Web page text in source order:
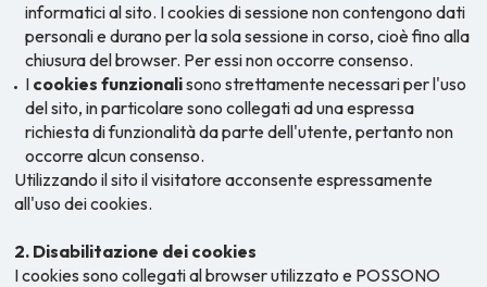
informatici al sito. I cookies di sessione non contengono dati
personali e durano per la sola sessione in corso, cioè fino alla
chiusura del browser. Per essi non occorre consenso.
I cookies funzionalisono strettamente necessari per l'uso
del sito, in particolare sono collegati ad una espressa
richiesta di funzionalità da parte dell'utente, pertanto non
occorre alcun consenso.
Utilizzando il sito il visitatore acconsente espressamente
all'uso dei cookies.
2. Disabilitazione dei cookies
I cookies sono collegati al browser utilizzato e POSSONO